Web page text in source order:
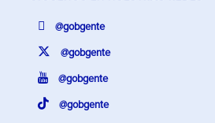
@gobgente
@gobgente
@gobgente
@gobgente